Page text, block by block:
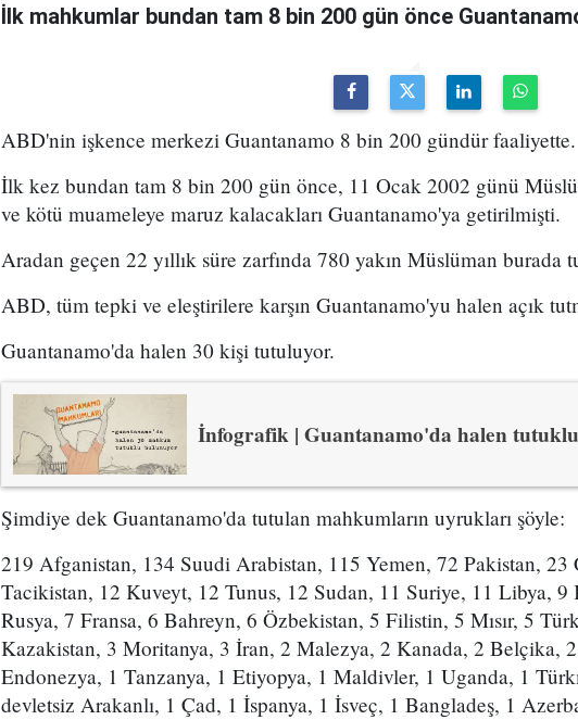
İlk mahkumlar bundan tam 8 bin 200 gün önce
ABD'nin işkence merkezi Guantanamo 8 bin 200 gündür faaliyette.
İlk kez bundan tam 8 bin 200 gün önce, 11 Ocak 2002 günü
ve kötü muameleye maruz kalacakları Guantanamo'ya getirilmişti.
Aradan geçen 22 yıllık süre zarfında 780 yakın Müslüman burada
ABD, tüm tepki ve eleştirilere karşın Guantanamo'yu halen açık
Guantanamo'da halen 30 kişi tutuluyor.
İnfografik | Guantanamo'da halen
Şimdiye dek Guantanamo'da tutulan mahkumların uyrukları şöyle:
219 Afganistan, 134 Suudi Arabistan, 115 Yemen, 72 Pakistan, 23
Tacikistan, 12 Kuveyt, 12 Tunus, 12 Sudan, 11 Suriye, 11 Libya,
Rusya, 7 Fransa, 6 Bahreyn, 6 Özbekistan, 5 Filistin, 5 Mısır, 5
Kazakistan, 3 Moritanya, 3 İran, 2 Malezya, 2 Kanada, 2 Belçika,
Endonezya, 1 Tanzanya, 1 Etiyopya, 1 Maldivler, 1 Uganda, 1
devletsiz Arakanlı, 1 Çad, 1 İspanya, 1 İsveç, 1 Bangladeş, 1